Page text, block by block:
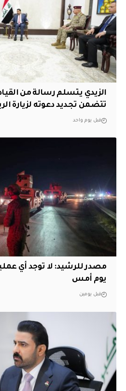
الزيدي يتسلم رسالة من
تتضمن تجديد دعوته لزيارة
قبل يوم واحد
مصدر للرشيد: لا توجد أي
يوم أمس
قبل يومين